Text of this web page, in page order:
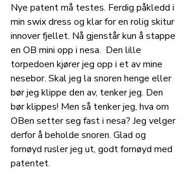
Nye patent må testes. Ferdig påkledd i
min swix dress og klar for en rolig skitur
innover fjellet. Nå gjenstår kun å stappe
en OB mini opp i nesa.  Den lille
torpedoen kjører jeg opp i et av mine
nesebor. Skal jeg la snoren henge eller
bør jeg klippe den av, tenker jeg. Den
bør klippes! Men så tenker jeg, hva om
OBen setter seg fast i nesa? Jeg velger
derfor å beholde snoren. Glad og
fornøyd rusler jeg ut, godt fornøyd med
patentet.